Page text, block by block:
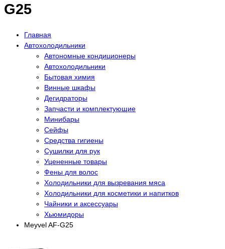
G25
Главная
Автохолодильники
Автономные кондиционеры
Автохолодильники
Бытовая химия
Винные шкафы
Дегидраторы
Запчасти и комплектующие
Минибары
Сейфы
Средства гигиены
Сушилки для рук
Уцененные товары
Фены для волос
Холодильники для вызревания мяса
Холодильники для косметики и напитков
Чайники и аксессуары
Хьюмидоры
Meyvel AF-G25